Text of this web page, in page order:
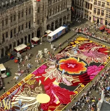
Reisekalender
Ihr perfekt geplantes
Reisekalender
Ihr perfekt geplantes
©